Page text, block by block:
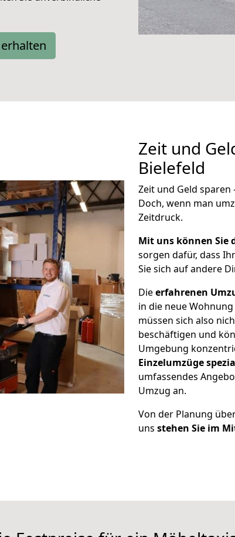
Zeit und
Bielefeld
Zeit und Geld
Doch, wenn man
Zeitdruck.
Mit uns können Sie
sorgen dafür, dass
Sie sich auf andere
Dieerfahrenen
in die neue
müssen sich also
beschäftigen und
Umgebung
Einzelumzüge
umfassendes
Umzug an.
Von der Planung
uns stehen Sie im